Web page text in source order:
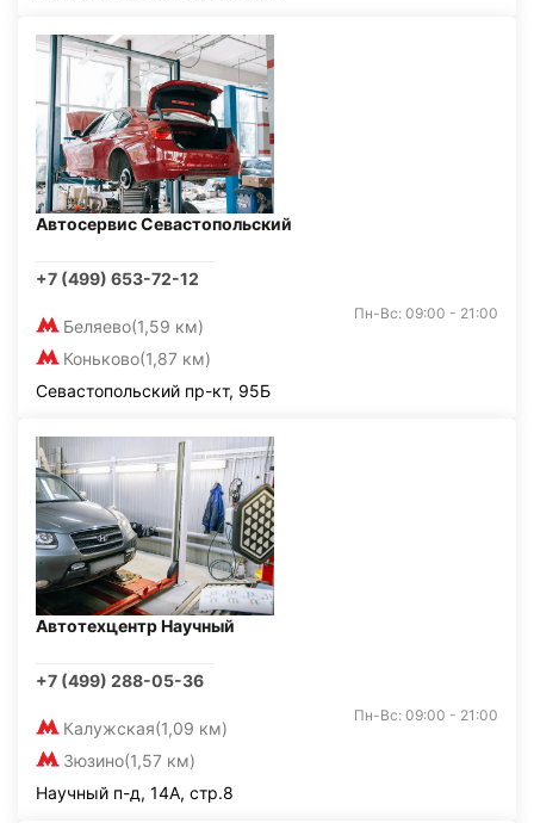
Автосервис Севастопольский
+7 (499) 653-72-12
Беляево(1,59 км)
Коньково(1,87 км)
Пн-Вс: 09:00 - 21:00
Севастопольский пр-кт, 95Б
Автотехцентр Научный
+7 (499) 288-05-36
Калужская(1,09 км)
Зюзино(1,57 км)
Пн-Вс: 09:00 - 21:00
Научный п-д, 14А, стр.8